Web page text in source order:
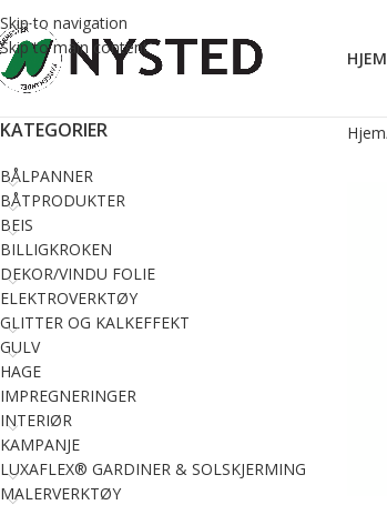
Skip to navigation
Skip to main content
HJEM
KATEGORIER
BÅLPANNER
BÅTPRODUKTER
BEIS
BILLIGKROKEN
DEKOR/VINDU FOLIE
ELEKTROVERKTØY
GLITTER OG KALKEFFEKT
GULV
HAGE
IMPREGNERINGER
INTERIØR
KAMPANJE
LUXAFLEX® GARDINER & SOLSKJERMING
MALERVERKTØY
Hjem